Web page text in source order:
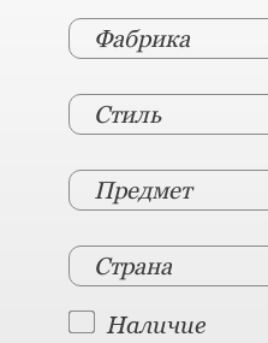
Фабрика
Стиль
Предмет
Страна
Наличие